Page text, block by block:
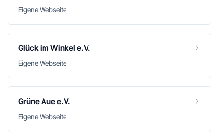
Eigene Webseite
Glück im Winkel e.V.
Eigene Webseite
Grüne Aue e.V.
Eigene Webseite